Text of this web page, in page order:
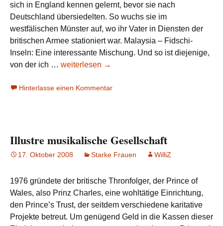
sich in England kennen gelernt, bevor sie nach
Deutschland übersiedelten. So wuchs sie im
westfälischen Münster auf, wo ihr Vater in Diensten der
britischen Armee stationiert war. Malaysia – Fidschi-
Inseln: Eine interessante Mischung. Und so ist diejenige,
von der ich … Tanita
Can’t
weiterlesen →
Hinterlasse einen Kommentar
Illustre musikalische Gesellschaft
17. Oktober 2008 Starke Frauen WilliZ
1976 gründete der britische Thronfolger, der Prince of
Wales, also Prinz Charles, eine wohltätige Einrichtung,
den Prince’s Trust, der seitdem verschiedene karitative
Projekte betreut. Um genügend Geld in die Kassen dieser